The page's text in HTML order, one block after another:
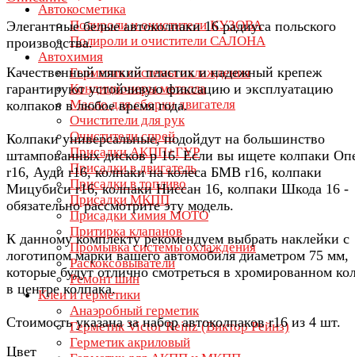
Автокосметика
Полироли и очистители КУЗОВА
Полироли и очистители САЛОНА
Автохимия
Герметик системы охлаждения
Кондиционеры металла
Масло для сборки двигателя
Очистители для рук
Очистители спрей
Присадки АКПП+ГУР
Присадки в двигатель
Присадки в топливо
Присадки МКПП
Присадки химия МОТО
Притирка клапанов
Промывка системы охлаждения
Раскоксовыватели
Ремонт шин
Клеи и герметики
Анаэробный герметик
Герметик Victor Reinz (Виктор Рейнз)
Герметик акриловый
Элегантные белые автоколпаки 16 радиуса польского
производства.
Качественный мягкий пластик и надежный крепеж
гарантируют устойчивую фиксацию и эксплуатацию
колпаков в любое время года.
Колпаки универсальные, подойдут на большинство
штампованных дисков р 16. Если вы ищете колпаки
r16, Ауди r16, колпаки на колеса БМВ r16, колпаки
Мицубиси r16, колпаки Ниссан 16, колпаки Шкода 16 -
обязательно рассмотрите эту модель.
К данному комплекту рекомендуем выбрать наклейки с
логотипом марки вашего автомобиля диаметром 75 мм,
которые будут отлично смотреться в хромированном
в центре колпака.
Стоимость указана за набор автоколпаков r16 из 4 шт.
Цвет